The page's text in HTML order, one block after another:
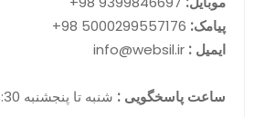
پیامک:
ایمیل :
ساعت پاسخگویی : شنبه تا پنجشنبه 7:30 الی 19:30